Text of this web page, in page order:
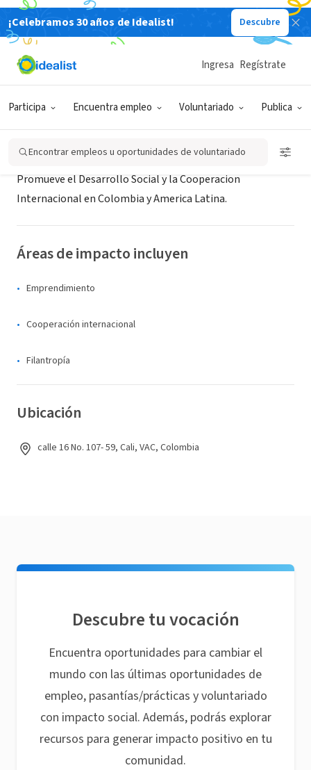
¡Celebramos 30 años de Idealist! Descubre
Participa Encuentra empleo Voluntariado Publica
Ingresa Regístrate
Encontrar empleos u oportunidades de voluntariado
ORGANIZACIÓN SIN FIN DE LUCRO
FUNDACION NORTE SUR
Promueve el Desarrollo Social y la Cooperacion
Internacional en Colombia y America Latina.
Áreas de impacto incluyen
Emprendimiento
Cooperación internacional
Filantropía
Ubicación
calle 16 No. 107- 59, Cali, VAC, Colombia
Descubre tu vocación
Encuentra oportunidades para cambiar el
mundo con las últimas oportunidades de
empleo, pasantías/prácticas y voluntariado
con impacto social. Además, podrás explorar
recursos para generar impacto positivo en tu
comunidad.